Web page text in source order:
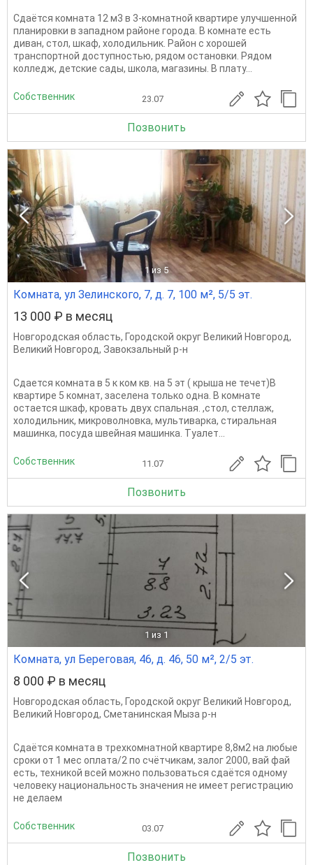
Сдаётся комната 12 м3 в 3-комнатной квартире улучшенной
планировки в западном районе города. В комнате есть
диван, стол, шкаф, холодильник. Район с хорошей
транспортной доступностью, рядом остановки. Рядом
колледж, детские сады, школа, магазины. В плату...
Собственник 23.07
Позвонить
1 из 5
Комната, ул Зелинского, 7, д. 7, 100 м², 5/5 эт.
13 000 ₽ в месяц
Новгородская область, Городской округ Великий Новгород,
Великий Новгород, Завокзальный р-н
Сдается комната в 5 к ком кв. на 5 эт ( крыша не течет)В
квартире 5 комнат, заселена только одна. В комнате
остается шкаф, кровать двух спальная. ,стол, стеллаж,
холодильник, микроволновка, мультиварка, стиральная
машинка, посуда швейная машинка. Туалет...
Собственник 11.07
Позвонить
1 из 1
Комната, ул Береговая, 46, д. 46, 50 м², 2/5 эт.
8 000 ₽ в месяц
Новгородская область, Городской округ Великий Новгород,
Великий Новгород, Сметанинская Мыза р-н
Сдаётся комната в трехкомнатной квартире 8,8м2 на любые
сроки от 1 мес оплата/2 по счётчикам, залог 2000, вай фай
есть, техникой всей можно пользоваться сдаётся одному
человеку национальность значения не имеет регистрацию
не делаем
Собственник 03.07
Позвонить